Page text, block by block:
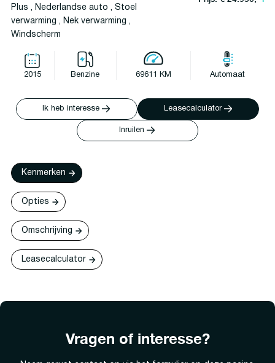
Plus , Nederlandse auto , Stoel
verwarming , Nek verwarming ,
Windscherm
2015 Benzine 69611 KM Automaat
Ik heb interesse Leasecalculator
Inruilen
Kenmerken
Opties
Omschrijving
Leasecalculator
Vragen of interesse?